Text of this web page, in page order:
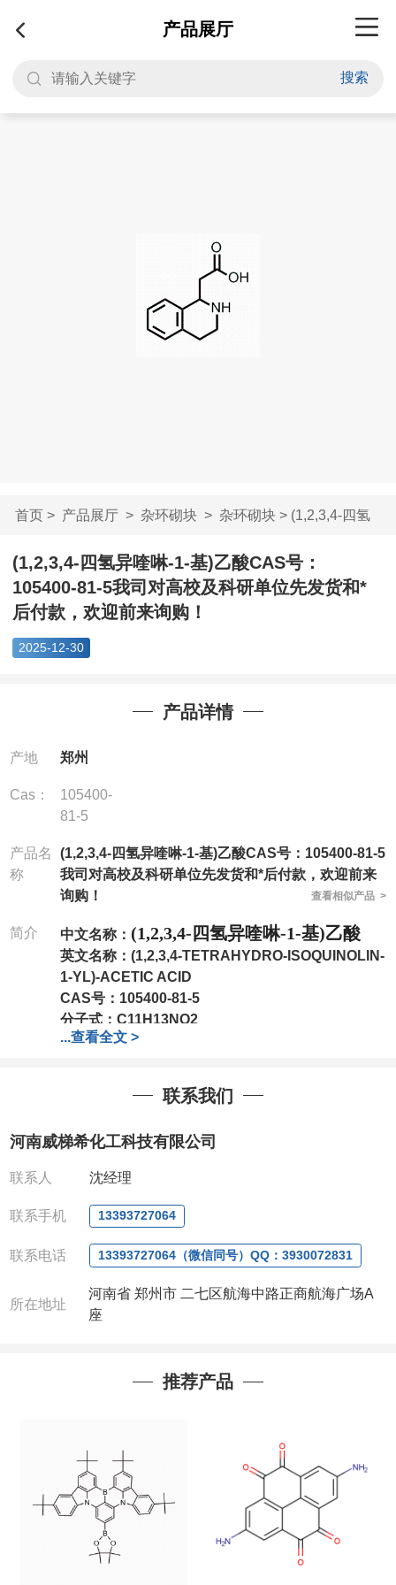
产品展厅
搜索
首页> 产品展厅> 杂环砌块> 杂环砌块> (1,2,3,4-四氢
异喹啉-1-基)乙...
(1,2,3,4-四氢异喹啉-1-基)乙酸CAS号：
105400-81-5我司对高校及科研单位先发货和*
后付款，欢迎前来询购！
2025-12-30
产品详情
产地 郑州
Cas：
105400-
81-5
产品名
称
(1,2,3,4-四氢异喹啉-1-基)乙酸CAS号：105400-81-5
我司对高校及科研单位先发货和*后付款，欢迎前来
询购！
查看相似产品 >
简介 中文名称： (1,2,3,4-四氢异喹啉-1-基)乙酸
英文名称： (1,2,3,4-TETRAHYDRO-ISOQUINOLIN-
1-YL)-ACETIC ACID
CAS号： 105400-81-5
分子式： C11H13NO2
分子量：191.23
可根据客户需求进行分装
我司对高校及科研单位先发货和
全额退款,并承担所有运费。
:0371-63377391/13393727064
QQ:3930072831
微信 :13393727064
联系人: 沈晓东(欢迎致电
...查看全文 >
联系我们
河南威梯希化工科技有限公司
联系人 沈经理
联系手机 13393727064
联系电话 13393727064（微信同号）QQ：3930072831
所在地址
河南省 郑州市 二七区航海中路正商航海广场A
座
推荐产品